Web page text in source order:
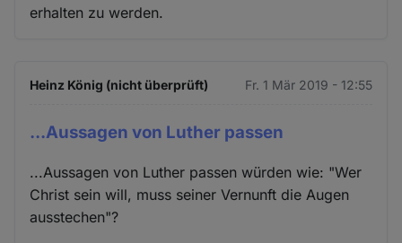
erhalten zu werden.
Heinz König (nicht überprüft) Fr. 1 Mär 2019 - 12:55
...Aussagen von Luther passen
...Aussagen von Luther passen würden wie: "Wer
Christ sein will, muss seiner Vernunft die Augen
ausstechen"?